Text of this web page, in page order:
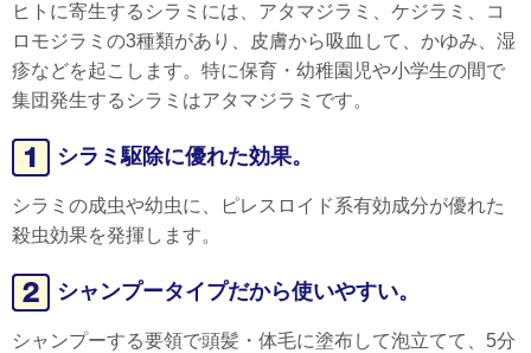
ヒトに寄生するシラミには、アタマジラミ、ケジラミ、コ
ロモジラミの3種類があり、皮膚から吸血して、かゆみ、湿
疹などを起こします。特に保育・幼稚園児や小学生の間で
集団発生するシラミはアタマジラミです。
シラミ駆除に優れた効果。
シラミの成虫や幼虫に、ピレスロイド系有効成分が優れた
殺虫効果を発揮します。
シャンプータイプだから使いやすい。
シャンプーする要領で頭髪・体毛に塗布して泡立てて、5分